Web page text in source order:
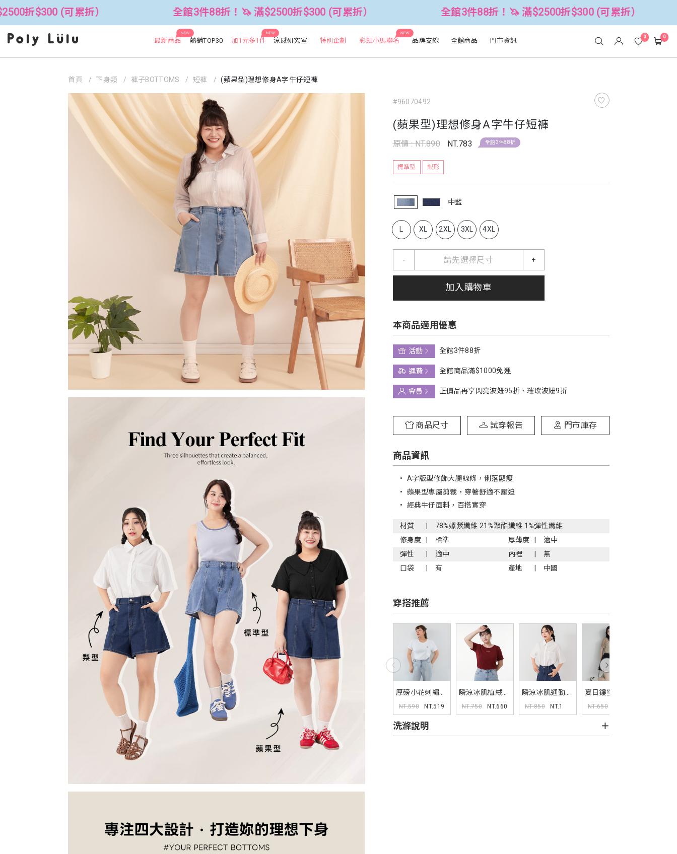
累折） 全館3件88折！🦄 滿$2500折$300 (可累折） 全館3件88折！🦄 滿$2500折$300 (可累折）
NEW
最新商品 熱銷TOP30
NEW
加1元多1件 涼感研究室 特別企劃
NEW
彩虹小馬聯名 品牌支線 全館商品 門市資訊 0 0
#96070492
(蘋果型)理想修身A字牛仔短褲
原價 : NT.890 NT.783 全館3件88折
標準型 梨形
中藍
L XL 2XL 3XL 4XL
請先選擇尺寸
- +
加入購物車
本商品適用優惠
活動
全館3件88折
運費
全館商品滿$1000免運
會員
正價品再享閃亮波妞95折、璀璨波妞9折
商品尺寸 試穿報告 門市庫存
商品資訊
• A字版型修飾大腿線條，俐落顯瘦
• 蘋果型專屬剪裁，穿著舒適不壓迫
• 經典牛仔面料，百搭實穿
材質
78%嫘縈纖維 21%聚酯纖維 1%彈性纖維
修身度
標準 厚薄度
適中
彈性
適中 內裡
無
口袋
有 產地 中國
穿搭推薦
厚磅小花刺繡圓
領TEE
NT.590 NT.519
瞬涼冰肌植絨寬
鬆TEE
NT.750 NT.660
瞬涼冰肌通勤短
袖襯衫
NT.850 NT.1
夏日鏤空多色短
袖針織上衣
NT.650
洗滌說明
首頁 下身類 褲子BOTTOMS 短褲 (蘋果型)理想修身A字牛仔短褲